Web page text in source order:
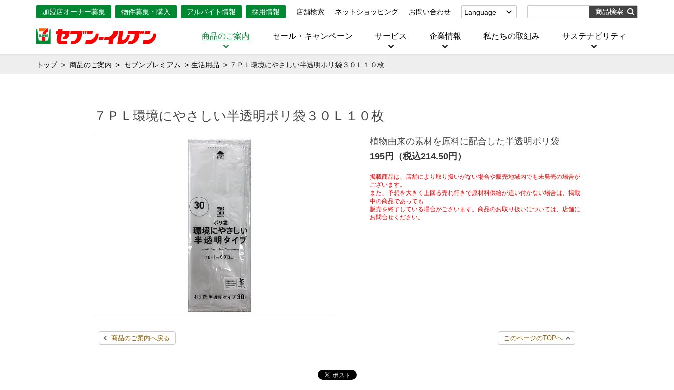
加盟店オーナー募集 物件募集・購入 アルバイト情報 採用情報 店舗検索 ネットショッピング お問い合わせ
Language
(Corporate)
商品のご案内 セール・キャンペーン サービス 企業情報 私たちの取組み サステナビリティ
トップ 商品のご案内 セブンプレミアム 生活用品 ７ＰＬ環境にやさしい半透明ポリ袋３０Ｌ１０枚
７ＰＬ環境にやさしい半透明ポリ袋３０Ｌ１０枚
植物由来の素材を原料に配合した半透明ポリ袋
195円（税込214.50円）
掲載商品は、店舗により取り扱いがない場合や販売地域内でも未発売の場合が
ございます。
また、予想を大きく上回る売れ行きで原材料供給が追い付かない場合は、掲載
中の商品であっても
販売を終了している場合がございます。商品のお取り扱いについては、店舗に
お問合せください。
商品のご案内へ戻る このページのTOPへ